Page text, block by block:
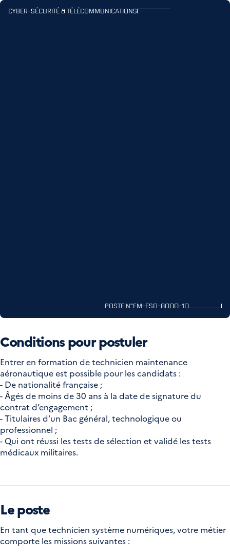
Navigation principale
Contenu principal
CYBER-SÉCURITÉ & TÉLÉCOMMUNICATIONS
POSTE N°FM-ESO-8000-10
Conditions pour postuler
Entrer en formation de technicien maintenance
aéronautique est possible pour les candidats :
- De nationalité française ;
- Âgés de moins de 30 ans à la date de signature du
contrat d’engagement ;
- Titulaires d’un Bac général, technologique ou
professionnel ;
- Qui ont réussi les tests de sélection et validé les tests
médicaux militaires.
Le poste
En tant que technicien système numériques, votre métier
comporte les missions suivantes :